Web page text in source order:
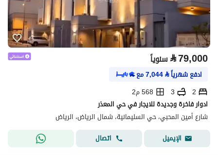
⃁79,000 سنوياً
ادفع شهرياً⃁
7,044مع
2
3
568 م2
ادوار فاخرة وجديدة للايجار في حي المعذر
شارع أمين المحبي، حي السليمانية، شمال الرياض، الرياض
الإيميل
اتصال